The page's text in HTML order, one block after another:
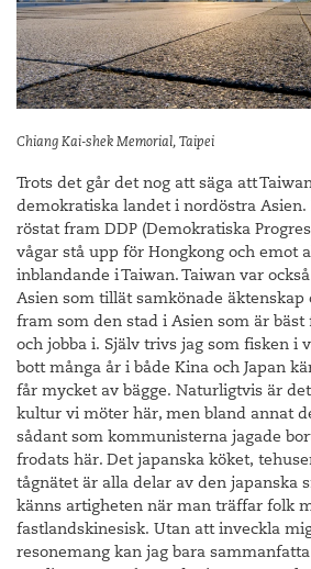
Chiang Kai-shek Memorial, Taipei
Trots det går det nog att säga att
demokratiska landet i nordöstra
röstat fram DDP (Demokratiska
vågar stå upp för Hongkong och emot
inblandande i Taiwan. Taiwan var
Asien som tillät samkönade äktenskap
fram som den stad i Asien som är
och jobba i. Själv trivs jag som fisken i
bott många år i både Kina och Japan
får mycket av bägge. Naturligtvis är
kultur vi möter här, men bland annat
sådant som kommunisterna jagade
frodats här. Det japanska köket,
tågnätet är alla delar av den japanska
känns artigheten när man träffar folk
fastlandskinesisk. Utan att inveckla
resonemang kan jag bara